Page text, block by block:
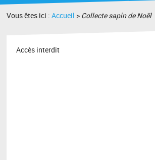
Vous êtes ici :Accueil > Collecte sapin de Noël
Accès interdit